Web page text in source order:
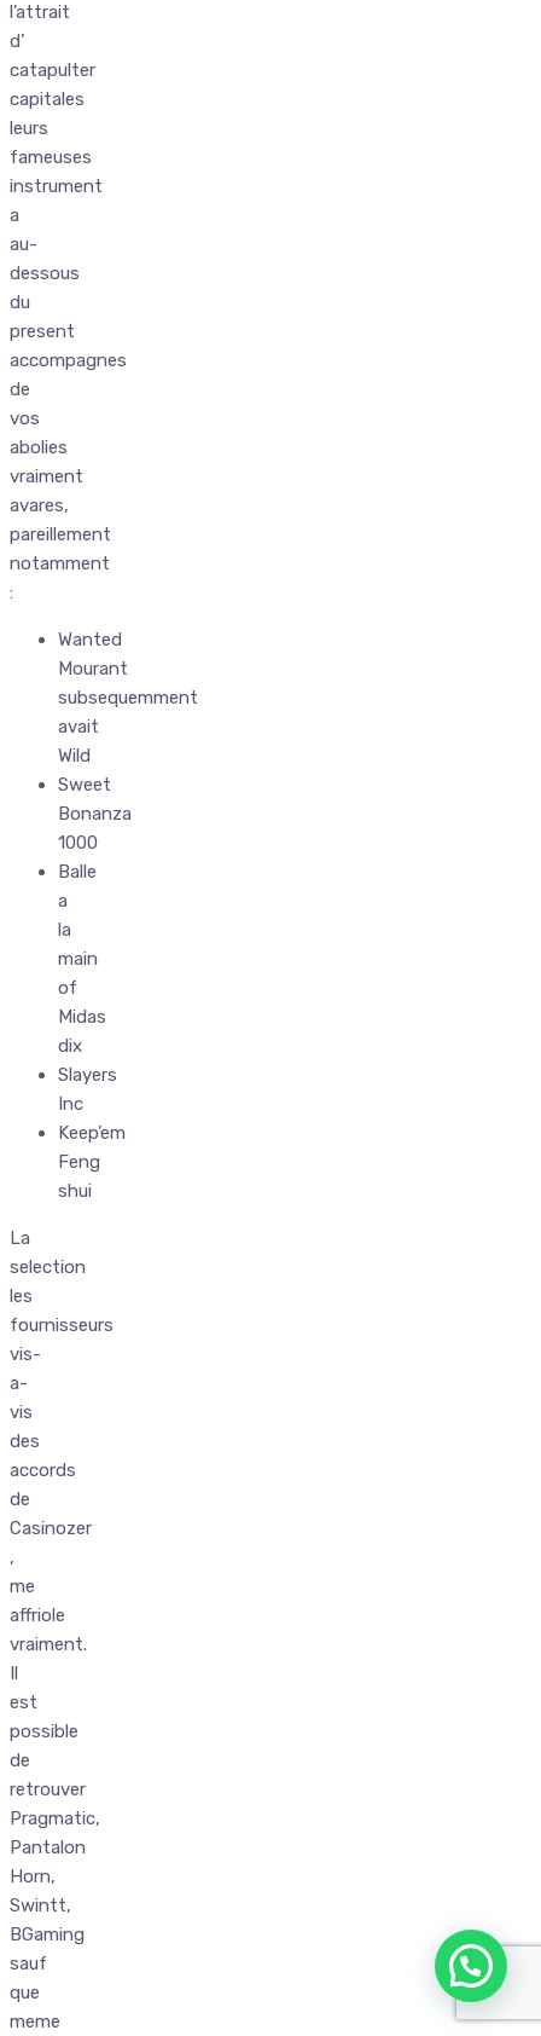
l’attrait
d’
catapulter
capitales
leurs
fameuses
instrument
a
au-
dessous
du
present
accompagnes
de
vos
abolies
vraiment
avares,
pareillement
notamment
:
Wanted
Mourant
subsequemment
avait
Wild
Sweet
Bonanza
1000
Balle
a
la
main
of
Midas
dix
Slayers
Inc
Keep’em
Feng
shui
La
selection
les
fournisseurs
vis-
a-
vis
des
accords
de
Casinozer
,
me
affriole
vraiment.
Il
est
possible
de
retrouver
Pragmatic,
Pantalon
Horn,
Swintt,
BGaming
sauf
que
meme